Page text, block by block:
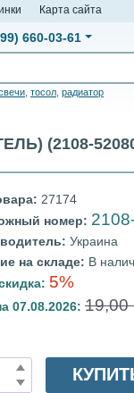
Карта сайта
660-03-61
тосол радиатор
(2108-
27174
номер:
Украина
на складе: В
5%
07.08.2026: 19,00